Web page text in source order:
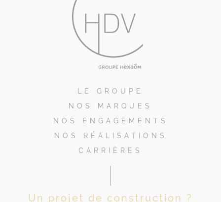
LE GROUPE
NOS MARQUES
NOS ENGAGEMENTS
NOS RÉALISATIONS
CARRIÈRES
Un projet de construction ?